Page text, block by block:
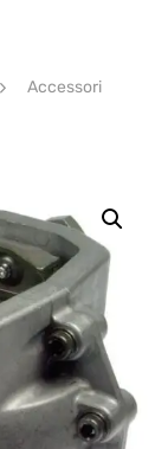
Accessori